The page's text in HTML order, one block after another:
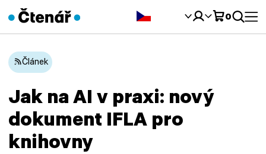
0
Článek
Jak na AI v praxi: nový
dokument IFLA pro
knihovny